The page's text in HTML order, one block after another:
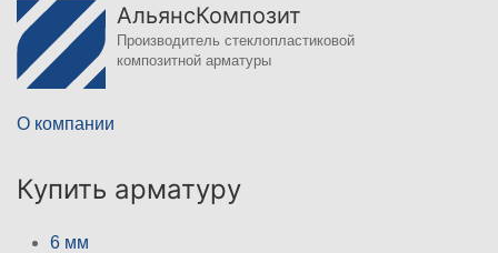
АльянсКомпозит
Производитель стеклопластиковой
композитной арматуры
О компании
Купить арматуру
6 мм